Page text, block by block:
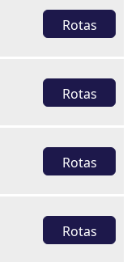
Rotas
Rotas
Rotas
Rotas